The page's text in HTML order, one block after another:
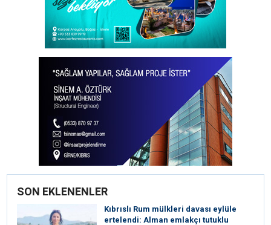
SON EKLENENLER
Kıbrıslı Rum mülkleri davası eylüle
ertelendi: Alman emlakçı tutuklu